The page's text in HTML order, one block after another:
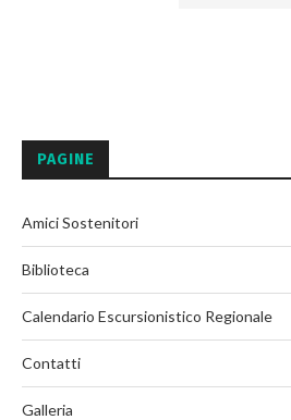
PAGINE
Amici Sostenitori
Biblioteca
Calendario Escursionistico Regionale
Contatti
Galleria